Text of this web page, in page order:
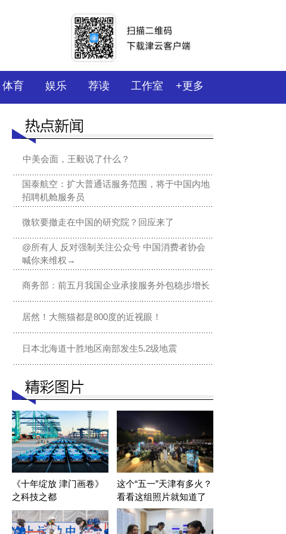
体育 娱乐 荐读 工作室 +更多
中美会面，王毅说了什么？
国泰航空：扩大普通话服务范围，将于中国内地
招聘机舱服务员
微软要撤走在中国的研究院？回应来了
@所有人 反对强制关注公众号 中国消费者协会
喊你来维权→
商务部：前五月我国企业承接服务外包稳步增长
居然！大熊猫都是800度的近视眼！
日本北海道十胜地区南部发生5.2级地震
《十年绽放 津门画卷》
之科技之都
这个“五一”天津有多火？
看看这组照片就知道了